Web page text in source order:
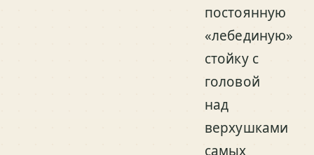
постоянную
«лебединую»
стойку с
головой
над
верхушками
самых